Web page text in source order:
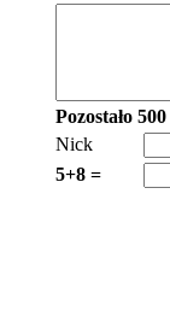
Pozostało 500
Nick
5+8 =